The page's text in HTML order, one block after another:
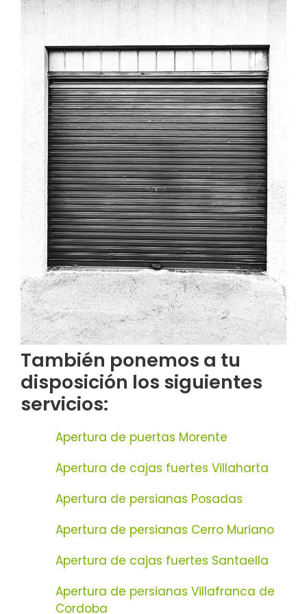
También ponemos a tu
disposición los siguientes
servicios:
Apertura de puertas Morente
Apertura de cajas fuertes Villaharta
Apertura de persianas Posadas
Apertura de persianas Cerro Muriano
Apertura de cajas fuertes Santaella
Apertura de persianas Villafranca de
Cordoba